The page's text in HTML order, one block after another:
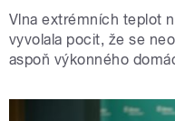
Vlna extrémních teplot
vyvolala pocit, že se
aspoň výkonného